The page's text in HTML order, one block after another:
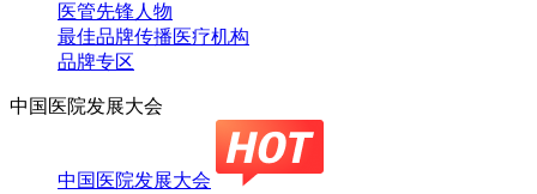
医管先锋人物
最佳品牌传播医疗机构
品牌专区
中国医院发展大会
中国医院发展大会